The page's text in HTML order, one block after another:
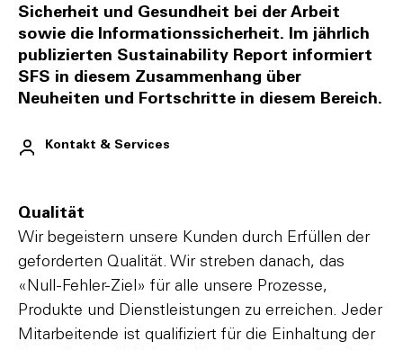
Sicherheit und Gesundheit bei der Arbeit
sowie die Informationssicherheit. Im jährlich
publizierten Sustainability Report informiert
SFS in diesem Zusammenhang über
Neuheiten und Fortschritte in diesem Bereich.
Kontakt & Services
Qualität
Wir begeistern unsere Kunden durch Erfüllen der
geforderten Qualität. Wir streben danach, das
«Null-Fehler-Ziel» für alle unsere Prozesse,
Produkte und Dienstleistungen zu erreichen. Jeder
Mitarbeitende ist qualifiziert für die Einhaltung der